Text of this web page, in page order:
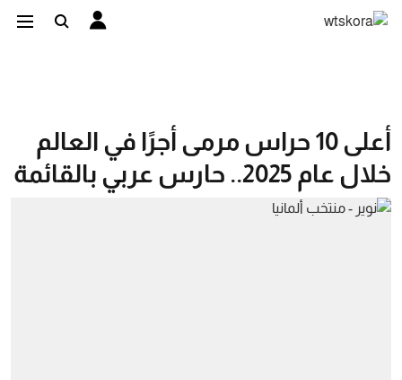
أعلى 10 حراس مرمى أجرًا في العالم
خلال عام 2025.. حارس عربي بالقائمة